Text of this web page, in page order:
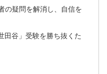
の疑問を解消し、自信を
田谷」受験を勝ち抜くた